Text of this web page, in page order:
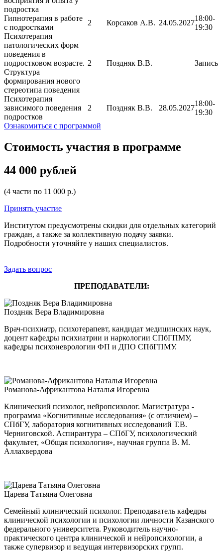
подростка
Гипнотерапия в работе
с подростками
2 Корсаков А.В. 24.05.2027
18:00-
19:30
Психотерапия
патологических форм
поведения в
подростковом возрасте.
Структура
формирования нового
стереотипа поведения
2 Поздняк В.В. Запись
Психотерапия
зависимого поведения
подростков
2 Поздняк В.В. 28.05.2027
18:00-
19:30
Ознакомиться с программой
Стоимость участия в программе
44 000 рублей
(4 части по 11 000 р.)
Принять участие
Институтом предусмотрены скидки для отдельных категорий
граждан, а также за коллективную подачу заявки.
Подробности уточняйте у наших специалистов.
Задать вопрос
ПРЕПОДАВАТЕЛИ:
Поздняк Вера Владимировна
Врач-психиатр, психотерапевт, кандидат медицинских наук,
доцент кафедры психиатрии и наркологии СПбГПМУ,
кафедры психоневрологии ФП и ДПО СПбГПМУ.
Романова-Африкантова Наталья Игоревна
Клинический психолог, нейропсихолог. Магистратура -
программа «Когнитивные исследования» (с отличием) –
СПбГУ, лаборатория когнитивных исследований Т.В.
Черниговской. Аспирантура – СПбГУ, психологический
факультет, «Общая психология», научная группа В. М.
Аллахвердова
Царева Татьяна Олеговна
Семейный клинический психолог. Преподаватель кафедры
клинической психологии и психологии личности Казанского
федерального университета. Руководитель научно-
практического центра клинической и нейропсихологии, а
также супервизор и ведущая интервизорских групп.